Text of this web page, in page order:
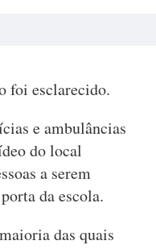
foi esclarecido.
e ambulâncias
do local
a serem
da escola.
das quais